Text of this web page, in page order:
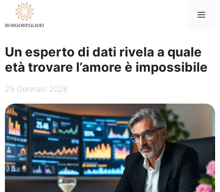
contenuto
Un esperto di dati rivela a quale
età trovare l’amore è impossibile
29 Gennaio 2026